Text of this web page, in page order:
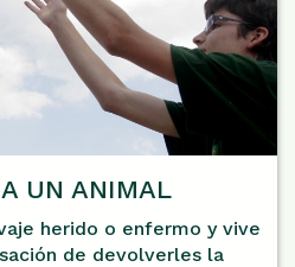
UN ANIMAL
herido o enfermo y vive
de devolverles la